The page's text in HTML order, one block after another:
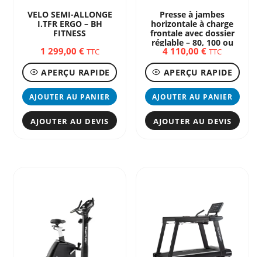
VELO SEMI-ALLONGE
I.TFR ERGO – BH
FITNESS
1 299,00 € TTC
APERÇU RAPIDE
AJOUTER AU PANIER
AJOUTER AU DEVIS
Presse à jambes
horizontale à charge
frontale avec dossier
réglable – 80, 100 ou
120kg
4 110,00€ TTC
APERÇU RAPIDE
AJOUTER AU PANIER
AJOUTER AU DEVIS